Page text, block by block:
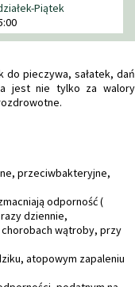
Piątek
do pieczywa, sałatek, dań
jest nie tylko za walory
przeciwbakteryjne,
odporność (
dziennie,
wątroby, przy
atopowym zapaleniu